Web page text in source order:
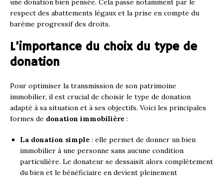
une donation bien pensée. Cela passe notamment par le
respect des abattements légaux et la prise en compte du
barème progressif des droits.
L’importance du choix du type de
donation
Pour optimiser la transmission de son patrimoine
immobilier, il est crucial de choisir le type de donation
adapté à sa situation et à ses objectifs. Voici les principales
formes de donation immobilière :
La donation simple : elle permet de donner un bien
immobilier à une personne sans aucune condition
particulière. Le donateur se dessaisit alors complètement
du bien et le bénéficiaire en devient pleinement